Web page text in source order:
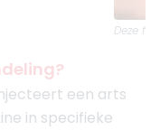
Deze
een arts
in specifieke